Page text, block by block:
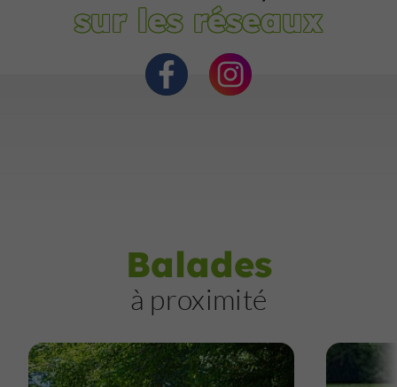
sur les réseaux
Balades
à proximité